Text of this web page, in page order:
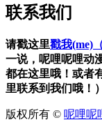
联系我们
请戳这里戳我(me)
一说，呢哩呢哩动
都在这里哦！或者
里联系到我们哦！）
版权所有 © 呢哩呢